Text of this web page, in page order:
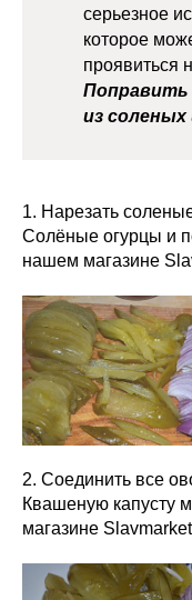
серьезное
которое
проявиться
Поправить
из
1. Нарезать
Солёные огурцы и
нашем магазине
2. Соединить все
Квашеную капусту
магазине Slavmarket